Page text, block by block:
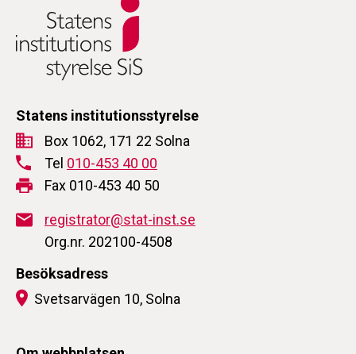
Statens institutionsstyrelse
Box 1062, 171 22 Solna
Tel 010-453 40 00
Fax 010-453 40 50
registrator@stat-inst.se
Org.nr. 202100-4508
Besöksadress
Svetsarvägen 10, Solna